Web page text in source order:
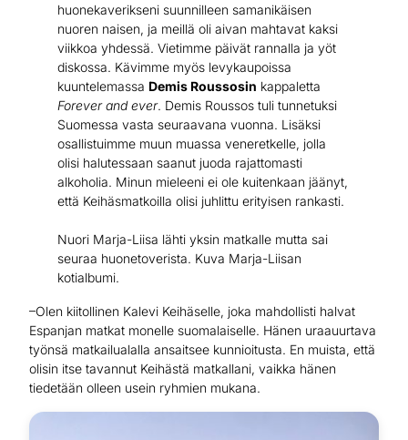
huonekaverikseni suunnilleen samanikäisen
nuoren naisen, ja meillä oli aivan mahtavat kaksi
viikkoa yhdessä. Vietimme päivät rannalla ja yöt
diskossa. Kävimme myös levykaupoissa
kuuntelemassa Demis Roussosin kappaletta
Forever and ever. Demis Roussos tuli tunnetuksi
Suomessa vasta seuraavana vuonna. Lisäksi
osallistuimme muun muassa veneretkelle, jolla
olisi halutessaan saanut juoda rajattomasti
alkoholia. Minun mieleeni ei ole kuitenkaan jäänyt,
että Keihäsmatkoilla olisi juhlittu erityisen rankasti.
Nuori Marja-Liisa lähti yksin matkalle mutta sai
seuraa huonetoverista. Kuva Marja-Liisan
kotialbumi.
–Olen kiitollinen Kalevi Keihäselle, joka mahdollisti halvat
Espanjan matkat monelle suomalaiselle. Hänen uraauurtava
työnsä matkailualalla ansaitsee kunnioitusta. En muista, että
olisin itse tavannut Keihästä matkallani, vaikka hänen
tiedetään olleen usein ryhmien mukana.